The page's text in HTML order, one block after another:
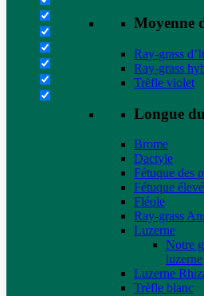
Moyenne
Ray-grass
Ray-grass
Trèfle violet
Longue
Brome
Dactyle
Fétuque des
Fétuque
Fléole
Ray-grass
Luzerne
Notre
luzerne
Luzerne
Trèfle blanc